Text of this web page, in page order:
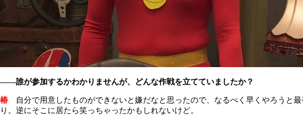
――誰が参加するかわかりませんが、どんな作戦を立てていましたか？
椿自分で用意したものができないと嫌だなと思ったので、なるべく早くやろうと
り。逆にそこに居たら笑っちゃったかもしれないけど。